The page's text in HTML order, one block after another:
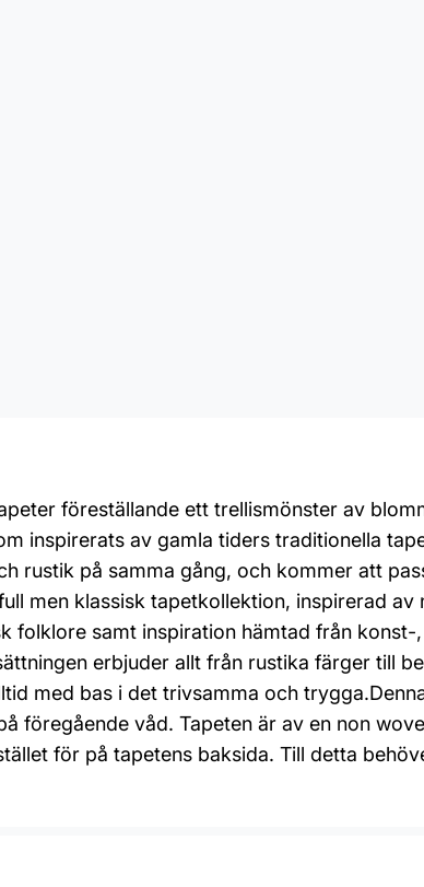
föreställande ett trellismönster av
inspirerats av gamla tiders traditionella
rustik på samma gång, och kommer att
men klassisk tapetkollektion, inspirerad
folklore samt inspiration hämtad från
erbjuder allt från rustika färger till
med bas i det trivsamma och
föregående våd. Tapeten är av en non
för på tapetens baksida. Till detta